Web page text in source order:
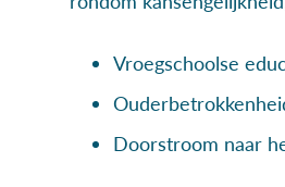
Vroegschoolse
Doorstroom naar